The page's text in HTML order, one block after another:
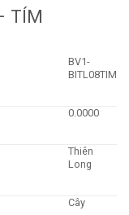
TÍM
BV1-
BITL08TIM
0.0000
Thiên
Long
Cây